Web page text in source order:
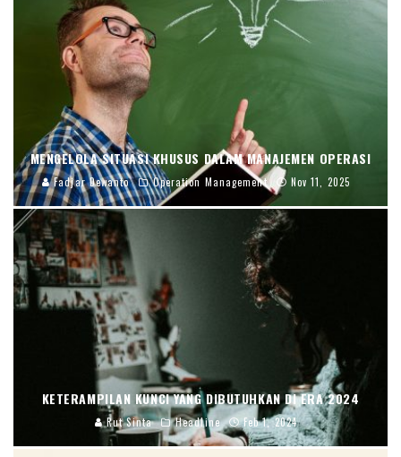
MENGELOLA SITUASI KHUSUS DALAM MANAJEMEN OPERASI
Fadjar Dewanto Operation Management Nov 11, 2025
KETERAMPILAN KUNCI YANG DIBUTUHKAN DI ERA 2024
Rut Sinta Headline Feb 1, 2024